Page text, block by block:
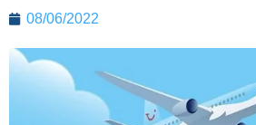
08/06/2022